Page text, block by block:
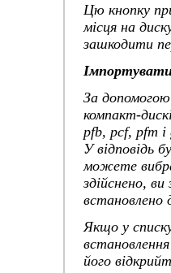
Цю кнопку
місця на
зашкодити
За
компакт-
pfb, pcf, pfm
У відповідь
можете
здійснено,
встановлено
Якщо у
його